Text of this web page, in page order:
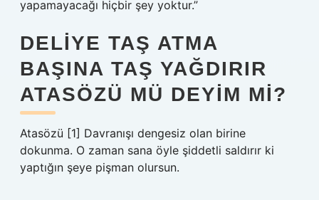
yapamayacağı hiçbir şey yoktur.”
DELIYE TAŞ ATMA
BAŞINA TAŞ YAĞDIRIR
ATASÖZÜ MÜ DEYIM MI?
Atasözü [1] Davranışı dengesiz olan birine
dokunma. O zaman sana öyle şiddetli saldırır ki
yaptığın şeye pişman olursun.